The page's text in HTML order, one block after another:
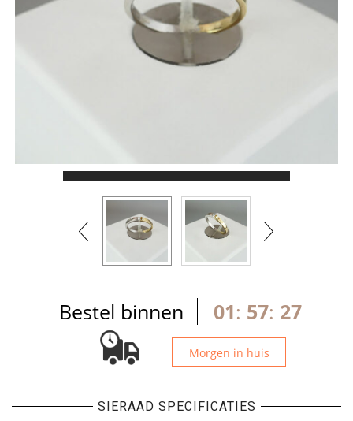
Bestel binnen 01: 57: 27
Morgen in huis
SIERAAD SPECIFICATIES